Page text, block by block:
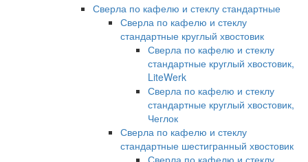
Сверла по кафелю и стеклу стандартные
Сверла по кафелю и стеклу
стандартные круглый хвостовик
Сверла по кафелю и стеклу
стандартные круглый хвостовик,
LiteWerk
Сверла по кафелю и стеклу
стандартные круглый хвостовик,
Чеглок
Сверла по кафелю и стеклу
стандартные шестигранный хвостовик
Сверла по кафелю и стеклу